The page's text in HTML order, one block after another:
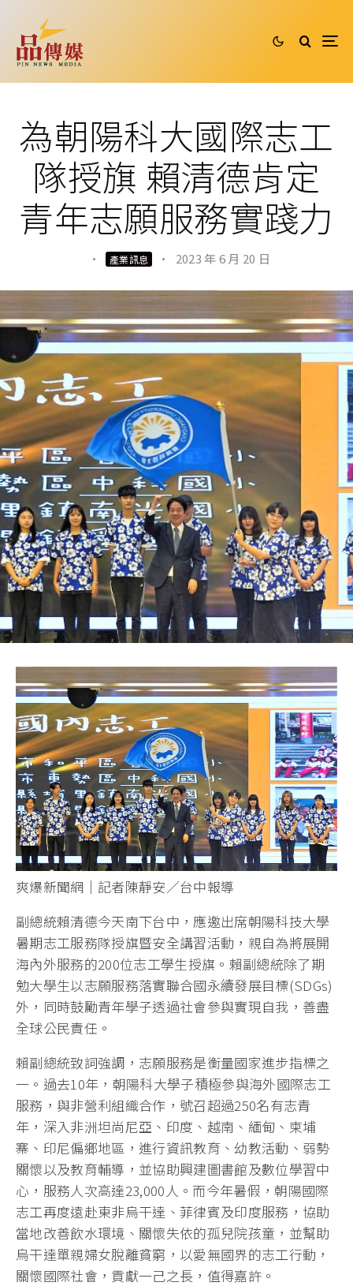
為朝陽科大國際志工
隊授旗 賴清德肯定
青年志願服務實踐力
· 產業訊息 · 2023 年 6 月 20 日
爽爆新聞網｜記者陳靜安／台中報導
副總統賴清德今天南下台中，應邀出席朝陽科技大學
暑期志工服務隊授旗暨安全講習活動，親自為將展開
海內外服務的200位志工學生授旗。賴副總統除了期
勉大學生以志願服務落實聯合國永續發展目標(SDGs)
外，同時鼓勵青年學子透過社會參與實現自我，善盡
全球公民責任。
賴副總統致詞強調，志願服務是衡量國家進步指標之
一。過去10年，朝陽科大學子積極參與海外國際志工
服務，與非營利組織合作，號召超過250名有志青
年，深入非洲坦尚尼亞、印度、越南、緬甸、柬埔
寨、印尼偏鄉地區，進行資訊教育、幼教活動、弱勢
關懷以及教育輔導，並協助興建圖書館及數位學習中
心，服務人次高達23,000人。而今年暑假，朝陽國際
志工再度遠赴東非烏干達、菲律賓及印度服務，協助
當地改善飲水環境、關懷失依的孤兒院孩童，並幫助
烏干達單親婦女脫離貧窮，以愛無國界的志工行動，
關懷國際社會，貢獻一己之長，值得嘉許。